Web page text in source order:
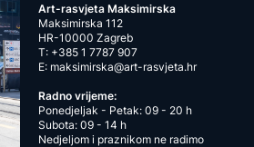
Art-rasvjeta Maksimirska
Maksimirska 112
HR-10000 Zagreb
T: +385 1 7787 907
E: maksimirska@art-rasvjeta.hr
Radno vrijeme:
Ponedjeljak - Petak: 09 - 20 h
Subota: 09 - 14 h
Nedjeljom i praznikom ne radimo